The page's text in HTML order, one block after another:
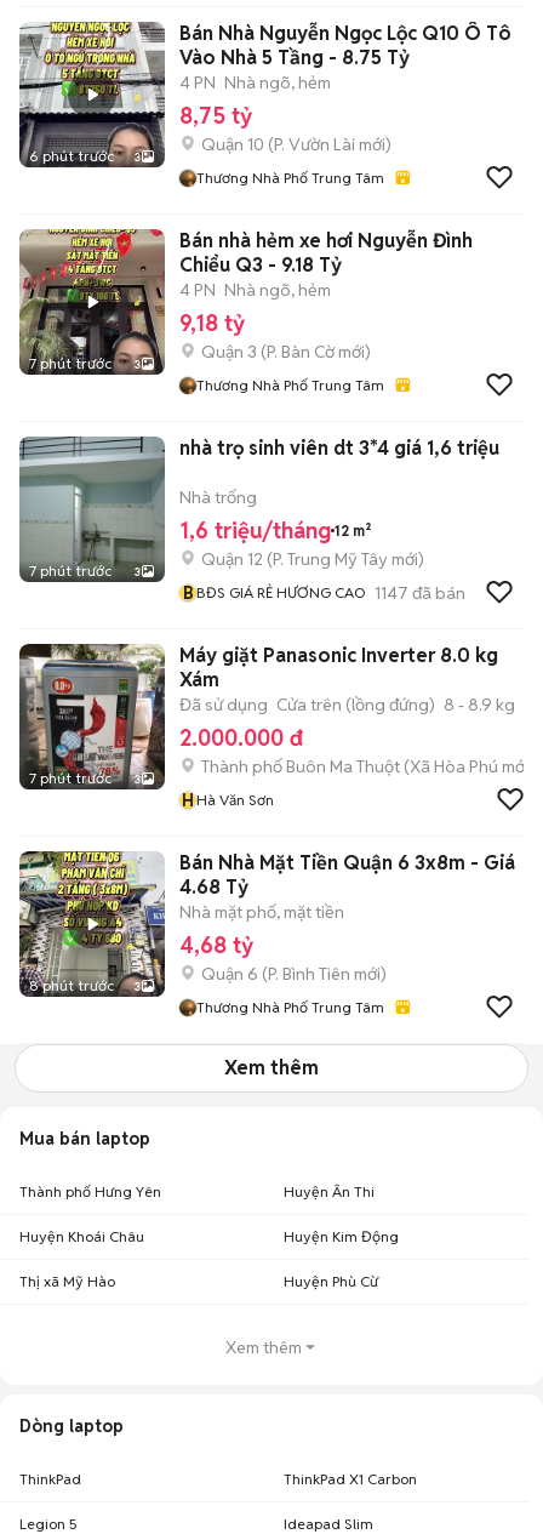
6 phút trước 3
Bán Nhà Nguyễn Ngọc Lộc Q10 Ô Tô
Vào Nhà 5 Tầng - 8.75 Tỷ
4 PN Nhà ngõ, hẻm
8,75 tỷ
Quận 10 (P. Vườn Lài mới)
Thương Nhà Phố Trung Tâm
7 phút trước 3
Bán nhà hẻm xe hơi Nguyễn Đình
Chiểu Q3 - 9.18 Tỷ
4 PN Nhà ngõ, hẻm
9,18 tỷ
Quận 3 (P. Bàn Cờmới)
Thương Nhà Phố Trung Tâm
7 phút trước 3
nhà trọ sinh viên dt 3*4 giá 1,6 triệu
Nhà trống
1,6 triệu/tháng 12 m²
Quận 12 (P. Trung Mỹ Tây mới)
BBĐS GIÁ RẺ HƯƠNG CAO 1147 đã bán
7 phút trước 3
Máy giặt Panasonic Inverter 8.0 kg
Xám
Đã sử dụng Cửa trên (lồng đứng) 8 - 8.9 kg
2.000.000 đ
Thành phố Buôn Ma Thuột (Xã Hòa Phú mới)
HHà Văn Sơn
8 phút trước 3
Bán Nhà Mặt Tiền Quận 6 3x8m - Giá
4.68 Tỷ
Nhà mặt phố, mặt tiền
4,68 tỷ
Quận 6 (P. Bình Tiên mới)
Thương Nhà Phố Trung Tâm
Xem thêm
Mua bán laptop
Thành phố Hưng Yên Huyện Ân Thi
Huyện Khoái Châu Huyện Kim Động
Thị xã Mỹ Hào Huyện Phù Cừ
Xem thêm
Dòng laptop
ThinkPad ThinkPad X1 Carbon
Legion 5 Ideapad Slim